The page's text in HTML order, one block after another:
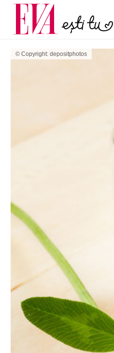
© Copyright: depositphotos
Carieră
Actualitate